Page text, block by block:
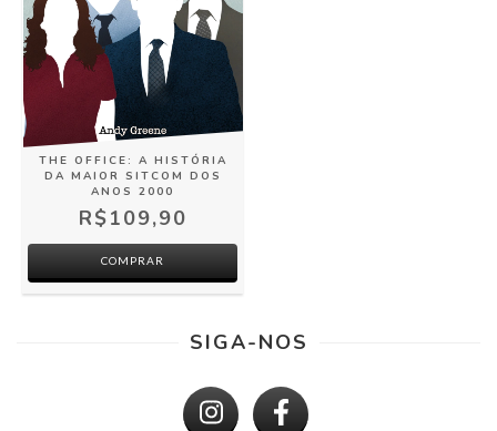
THE OFFICE: A HISTÓRIA
DA MAIOR SITCOM DOS
ANOS 2000
R$109,90
COMPRAR
SIGA-NOS